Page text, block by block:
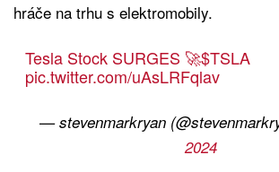
hráče na trhu s elektromobily.
Tesla Stock SURGES 🚀$TSLA
pic.twitter.com/uAsLRFqlav
— stevenmarkryan
2024